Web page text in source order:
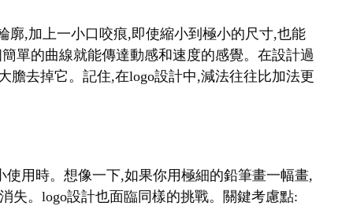
廓,加上一小口咬痕,即使縮小到極小的尺寸,也能
單的曲線就能傳達動感和速度的感覺。在設計過
膽去掉它。記住,在logo設計中,減法往往比加法更
用時。想像一下,如果你用極細的鉛筆畫一幅畫,
失。logo設計也面臨同樣的挑戰。關鍵考慮點: